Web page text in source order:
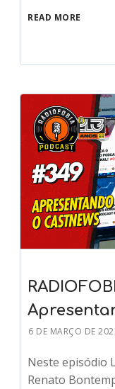
READ MORE
6 DE MARÇO DE
Neste episódio
Renato